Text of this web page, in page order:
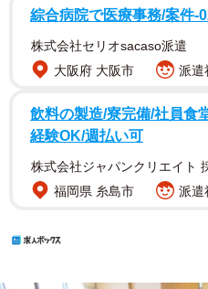
綜合病院で医療事務/案件-
株式会社セリオsacaso派遣
大阪府 大阪市
派遣
飲料の製造/寮完備/社員食
経験OK/週払い可
株式会社ジャパンクリエイト
福岡県 糸島市
派遣